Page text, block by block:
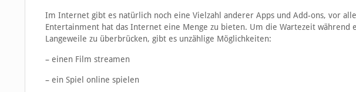
Im Internet gibt es natürlich noch eine Vielzahl anderer Apps und Add-ons, vor
Entertainment hat das Internet eine Menge zu bieten. Um die Wartezeit während
Langeweile zu überbrücken, gibt es unzählige Möglichkeiten:
– einen Film streamen
– ein Spiel online spielen